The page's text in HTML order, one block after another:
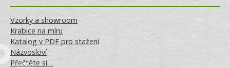
Vzorky a showroom
Krabice na míru
Katalog v PDF pro stažení
Názvosloví
Přečtěte si…